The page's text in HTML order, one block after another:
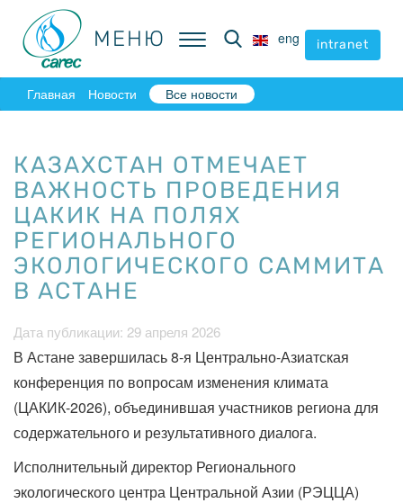
МЕНЮ eng intranet
МЕНЮ eng intranet
Главная Новости Все новости
КАЗАХСТАН ОТМЕЧАЕТ
ВАЖНОСТЬ ПРОВЕДЕНИЯ
ЦАКИК НА ПОЛЯХ
РЕГИОНАЛЬНОГО
ЭКОЛОГИЧЕСКОГО САММИТА
В АСТАНЕ
Дата публикации: 29 апреля 2026
В Астане завершилась 8-я Центрально-Азиатская
конференция по вопросам изменения климата
(ЦАКИК-2026), объединившая участников региона для
содержательного и результативного диалога.
Исполнительный директор Регионального
экологического центра Центральной Азии (РЭЦЦА)